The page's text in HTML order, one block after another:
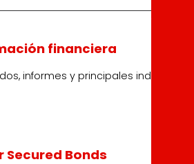
financiera
informes y principales
Secured Bonds